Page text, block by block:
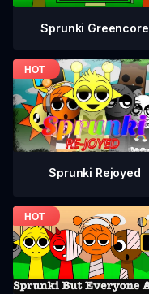
Sprunki Greencore
Sprunki Rejoyed